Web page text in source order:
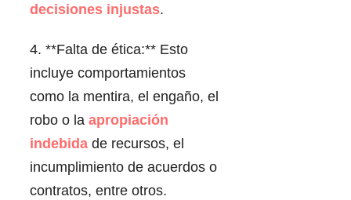
decisiones injustas.
4. **Falta de ética:** Esto
incluye comportamientos
como la mentira, el engaño, el
robo o la apropiación
indebida de recursos, el
incumplimiento de acuerdos o
contratos, entre otros.